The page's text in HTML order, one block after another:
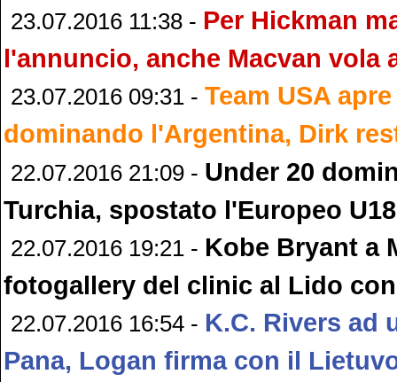
23.07.2016 11:38 - Per Hickman
l'annuncio, anche Macvan vola
23.07.2016 09:31 - Team USA
dominando l'Argentina, Dirk
22.07.2016 21:09 - Under 20
Turchia, spostato l'Europeo U18
22.07.2016 19:21 - Kobe Bryant a
fotogallery del clinic al Lido
22.07.2016 16:54 - K.C. Rivers ad
Pana, Logan firma con il